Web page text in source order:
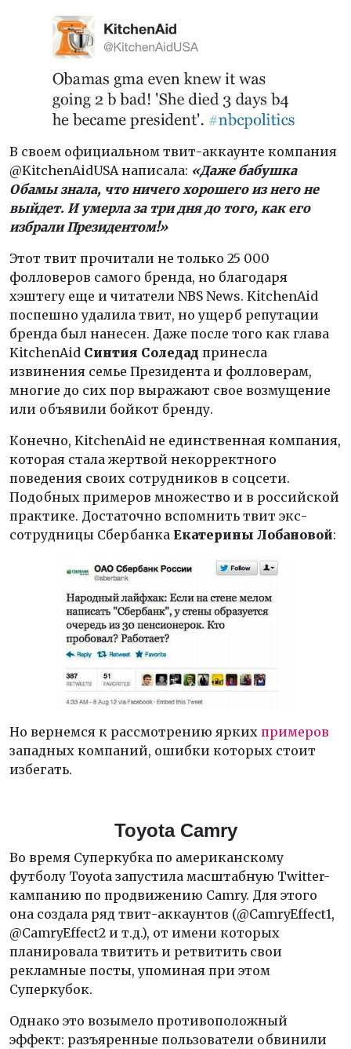
В своем официальном твит-аккаунте компания
@KitchenAidUSA написала: «Даже бабушка
Обамы знала, что ничего хорошего из него не
выйдет. И умерла за три дня до того, как его
избрали Президентом!»
Этот твит прочитали не только 25 000
фолловеров самого бренда, но благодаря
хэштегу еще и читатели NBS News. KitchenAid
поспешно удалила твит, но ущерб репутации
бренда был нанесен. Даже после того как глава
KitchenAid Синтия Соледад принесла
извинения семье Президента и фолловерам,
многие до сих пор выражают свое возмущение
или объявили бойкот бренду.
Конечно, KitchenAid не единственная компания,
которая стала жертвой некорректного
поведения своих сотрудников в соцсети.
Подобных примеров множество и в российской
практике. Достаточно вспомнить твит экс-
сотрудницы Сбербанка Екатерины Лобановой:
Но вернемся к рассмотрению ярких примеров
западных компаний, ошибки которых стоит
избегать.
Toyota Camry
Во время Суперкубка по американскому
футболу Toyota запустила масштабную Twitter-
кампанию по продвижению Camry. Для этого
она создала ряд твит-аккаунтов (@CamryEffect1,
@CamryEffect2 и т.д.), от имени которых
планировала твитить и ретвитить свои
рекламные посты, упоминая при этом
Суперкубок.
Однако это возымело противоположный
эффект: разъяренные пользователи обвинили